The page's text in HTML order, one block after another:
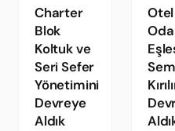
Charter
Blok
Koltuk ve
Seri Sefer
Yönetimini
Devreye
Aldık
Oda